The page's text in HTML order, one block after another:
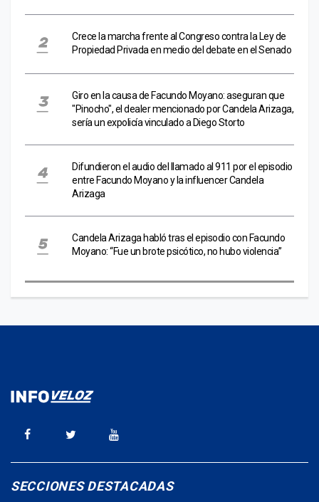
Crece la marcha frente al Congreso contra la Ley de
Propiedad Privada en medio del debate en el Senado
Giro en la causa de Facundo Moyano: aseguran que
"Pinocho", el dealer mencionado por Candela Arizaga,
sería un expolicía vinculado a Diego Storto
Difundieron el audio del llamado al 911 por el episodio
entre Facundo Moyano y la influencer Candela
Arizaga
Candela Arizaga habló tras el episodio con Facundo
Moyano: “Fue un brote psicótico, no hubo violencia”
SECCIONES DESTACADAS